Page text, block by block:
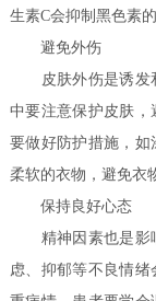
生素C会抑制黑色素的
避免外伤
皮肤外伤是诱发和
中要注意保护皮肤，
要做好防护措施，如
柔软的衣物，避免衣
保持良好心态
精神因素也是影响
虑、抑郁等不良情